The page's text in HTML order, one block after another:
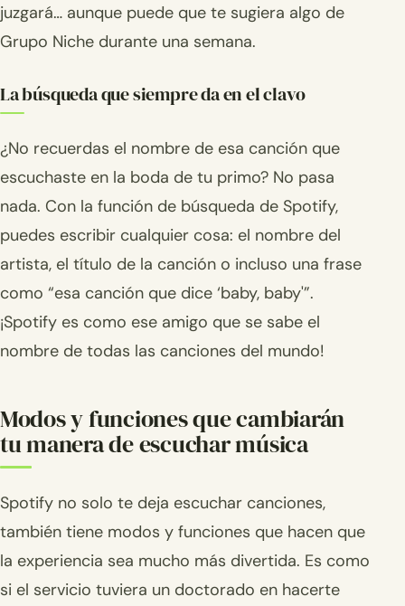
juzgará… aunque puede que te sugiera algo de
Grupo Niche durante una semana.
La búsqueda que siempre da en el clavo
¿No recuerdas el nombre de esa canción que
escuchaste en la boda de tu primo? No pasa
nada. Con la función de búsqueda de Spotify,
puedes escribir cualquier cosa: el nombre del
artista, el título de la canción o incluso una frase
como “esa canción que dice ‘baby, baby'”.
¡Spotify es como ese amigo que se sabe el
nombre de todas las canciones del mundo!
Modos y funciones que cambiarán
tu manera de escuchar música
Spotify no solo te deja escuchar canciones,
también tiene modos y funciones que hacen que
la experiencia sea mucho más divertida. Es como
si el servicio tuviera un doctorado en hacerte